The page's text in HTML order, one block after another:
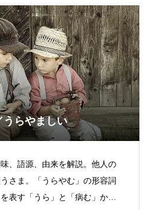
うらやましい
、語源、由来を解説。他人の
さま。「うらやむ」の形容詞
表す「うら」と「病む」か